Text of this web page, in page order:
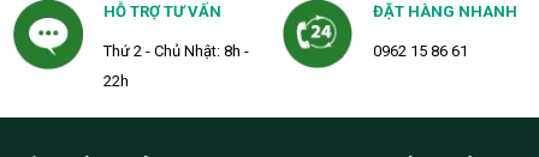
HỖ TRỢ TƯ VẤN
Thứ 2 - Chủ Nhật: 8h -
22h
ĐẶT HÀNG NHANH
0962 15 86 61